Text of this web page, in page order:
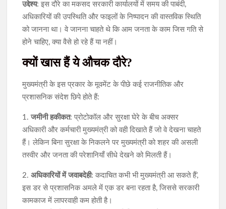
उद्देश्य: इस दौरे का मकसद सरकारी कार्यालयों में समय की पाबंदी,
अधिकारियों की उपस्थिति और फाइलों के निष्पादन की वास्तविक स्थिति
को जानना था। वे जानना चाहते थे कि आम जनता के काम जिस गति से
होने चाहिए, क्या वैसे हो रहे हैं या नहीं।
क्यों खास हैं ये औचक दौरे?
मुख्यमंत्री के इस प्रकार के मूवमेंट के पीछे कई राजनीतिक और
प्रशासनिक संदेश छिपे होते हैं:
1.जमीनी हकीकत: प्रोटोकॉल और सुरक्षा घेरे के बीच अक्सर
अधिकारी और कर्मचारी मुख्यमंत्री को वही दिखाते हैं जो वे देखना चाहते
हैं। लेकिन बिना सुरक्षा के निकलने पर मुख्यमंत्री को शहर की असली
तस्वीर और जनता की परेशानियाँ सीधे देखने को मिलती हैं।
2.अधिकारियों में जवाबदेही: कदाचित कभी भी मुख्यमंत्री आ सकते हैं’,
इस डर से प्रशासनिक अमले में एक डर बना रहता है, जिससे सरकारी
कामकाज में लापरवाही कम होती है।